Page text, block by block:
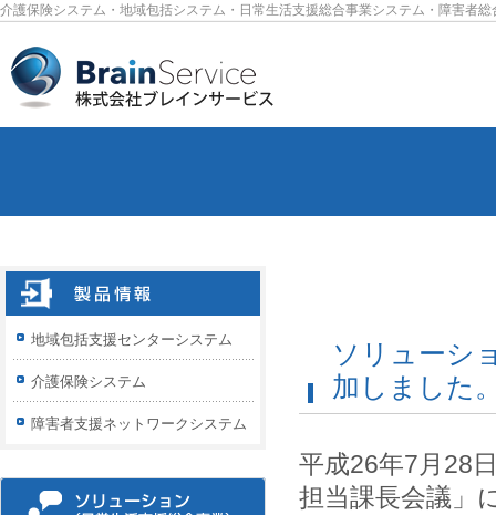
介護保険システム・地域包括システム・日常生活支援総合事業システム・障害者総
ソリューシ
加しました
平成26年7月28
担当課長会議」
地域包括支援センターシステム
介護保険システム
障害者支援ネットワークシステム